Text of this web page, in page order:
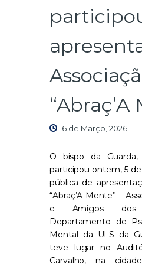
“Abraç’A
6 de Março, 2026
O bispo da
participou ontem, 5
pública de
“Abraç’A Mente” –
e Amigos
Departamento de
Mental da ULS da
teve lugar no
Carvalho, na